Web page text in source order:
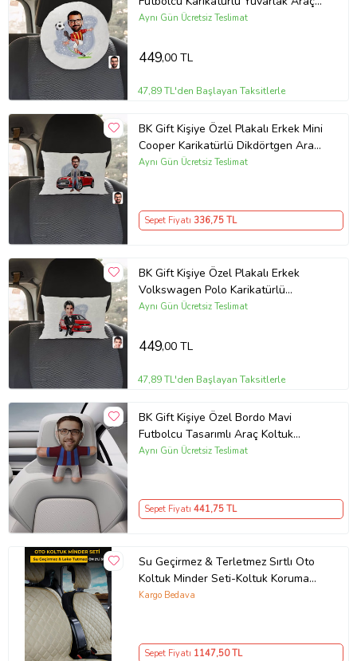
Koltuk Yastığı-1
Aynı Gün Ücretsiz Teslimat
449,00 TL
47,89 TL'den Başlayan Taksitlerle
BK Gift Kişiye Özel Plakalı Erkek Mini
Cooper Karikatürlü Dikdörtgen Araç
Koltuk Yastığı-1
Aynı Gün Ücretsiz Teslimat
Sepet Fiyatı 336,75 TL
BK Gift Kişiye Özel Plakalı Erkek
Volkswagen Polo Karikatürlü
Dikdörtgen Araç Koltuk Yastığı-2
Aynı Gün Ücretsiz Teslimat
449,00 TL
47,89 TL'den Başlayan Taksitlerle
BK Gift Kişiye Özel Bordo Mavi
Futbolcu Tasarımlı Araç Koltuk
Bebek Yastığı-1
Aynı Gün Ücretsiz Teslimat
Sepet Fiyatı 441,75 TL
Su Geçirmez & Terletmez Sırtlı Oto
Koltuk Minder Seti-Koltuk Koruma
Kılıfı (2'Li Set)-Bej
Kargo Bedava
Sepet Fiyatı 1147,50 TL